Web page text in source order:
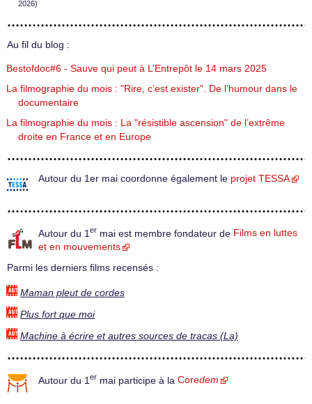
2026)
Au fil du blog :
Bestofdoc#6 - Sauve qui peut à L’Entrepôt le 14 mars 2025
La filmographie du mois : "Rire, c’est exister". De l’humour dans le
documentaire
La filmographie du mois : La "résistible ascension" de l’extrême
droite en France et en Europe
Autour du 1er mai coordonne également le projet TESSA
Autour du 1 er mai est membre fondateur de Films en luttes
et en mouvements
Parmi les derniers films recensés :
Maman pleut de cordes
Plus fort que moi
Machine à écrire et autres sources de tracas (La)
Autour du 1 er mai participe à la Coredem